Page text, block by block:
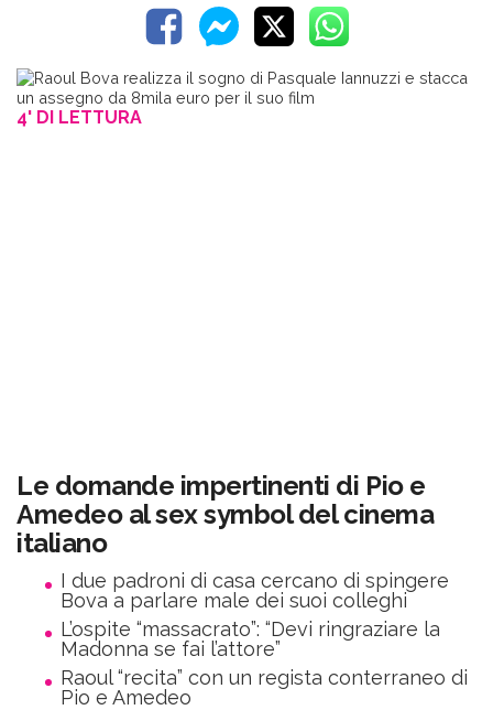
4' DI LETTURA
Le domande impertinenti di Pio e
Amedeo al sex symbol del cinema
italiano
I due padroni di casa cercano di spingere
Bova a parlare male dei suoi colleghi
L’ospite “massacrato”: “Devi ringraziare la
Madonna se fai l’attore”
Raoul “recita” con un regista conterraneo di
Pio e Amedeo